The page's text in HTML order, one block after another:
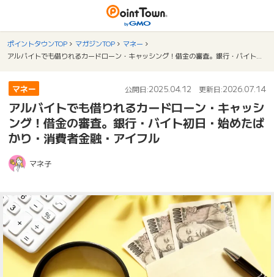
ポイントタウンTOP マガジンTOP
マネー
マネー 公開日:2025.04.12 更新日:2026.07.14
アルバイトでも借りれるカードローン・キャッシ
ング！借金の審査。銀行・バイト初日・始めたば
かり・消費者金融・アイフル
マネ子